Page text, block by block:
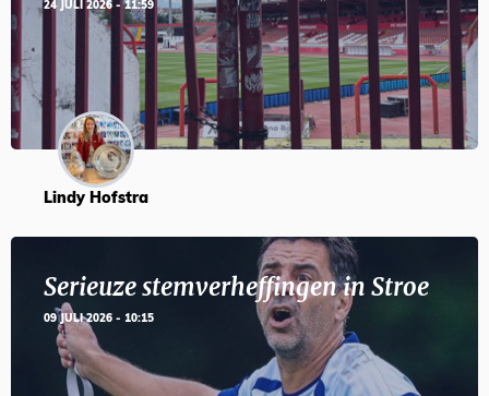
24 JULI 2026 - 11:59
Lindy Hofstra
Serieuze stemverheffingen in Stroe
09 JULI 2026 - 10:15